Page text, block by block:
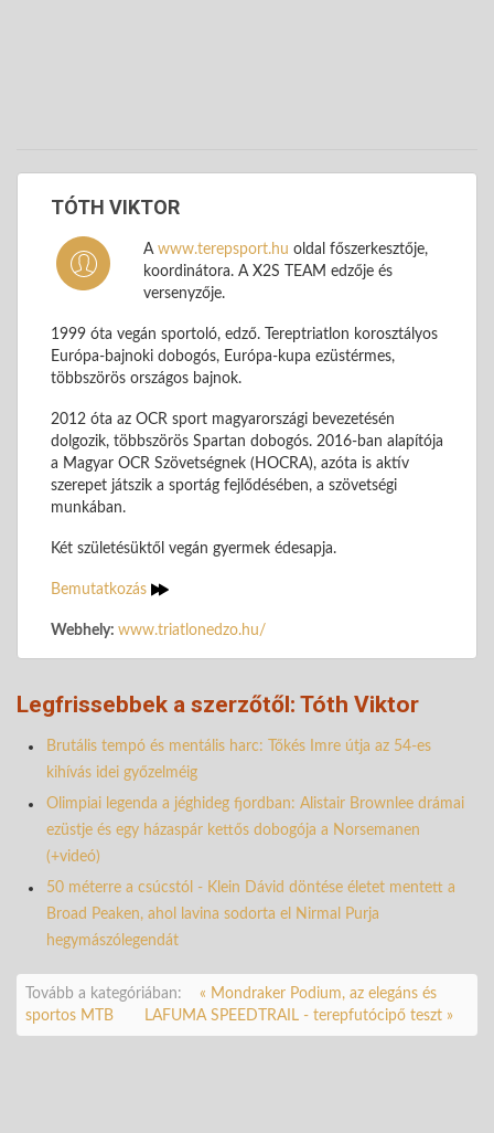
TÓTH VIKTOR
A www.terepsport.hu oldal főszerkesztője,
koordinátora. A X2S TEAM edzője és
versenyzője.
1999 óta vegán sportoló, edző. Tereptriatlon korosztályos
Európa-bajnoki dobogós, Európa-kupa ezüstérmes,
többszörös országos bajnok.
2012 óta az OCR sport magyarországi bevezetésén
dolgozik, többszörös Spartan dobogós. 2016-ban alapítója
a Magyar OCR Szövetségnek (HOCRA), azóta is aktív
szerepet játszik a sportág fejlődésében, a szövetségi
munkában.
Két születésüktől vegán gyermek édesapja.
Bemutatkozás
Webhely: www.triatlonedzo.hu/
Legfrissebbek a szerzőtől: Tóth Viktor
Brutális tempó és mentális harc: Tőkés Imre útja az 54-es
kihívás idei győzelméig
Olimpiai legenda a jéghideg fjordban: Alistair Brownlee drámai
ezüstje és egy házaspár kettős dobogója a Norsemanen
(+videó)
50 méterre a csúcstól - Klein Dávid döntése életet mentett a
Broad Peaken, ahol lavina sodorta el Nirmal Purja
hegymászólegendát
Tovább a kategóriában:
« Mondraker Podium, az elegáns és
sportos MTB
LAFUMA SPEEDTRAIL - terepfutócipő teszt »